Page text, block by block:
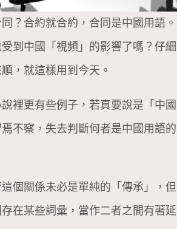
？合約就合約，合同是中國用語。
到中國「視頻」的影響了嗎？仔細
，就這樣用到今天。
裡更有些例子，若真要說是「中國
不察，失去判斷何者是中國用語的
個關係未必是單純的「傳承」，但
在某些詞彙，當作二者之間有著延